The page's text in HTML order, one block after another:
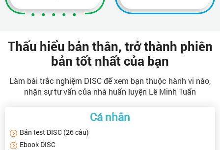
Thấu hiểu bản thân, trở thành phiên
bản tốt nhất của bạn
Làm bài trắc nghiệm DISC để xem bạn thuộc hành vi nào,
nhận sự tư vấn của nhà huấn luyện Lê Minh Tuấn
Cá nhân
Bản test DISC (26 câu)
Ebook DISC